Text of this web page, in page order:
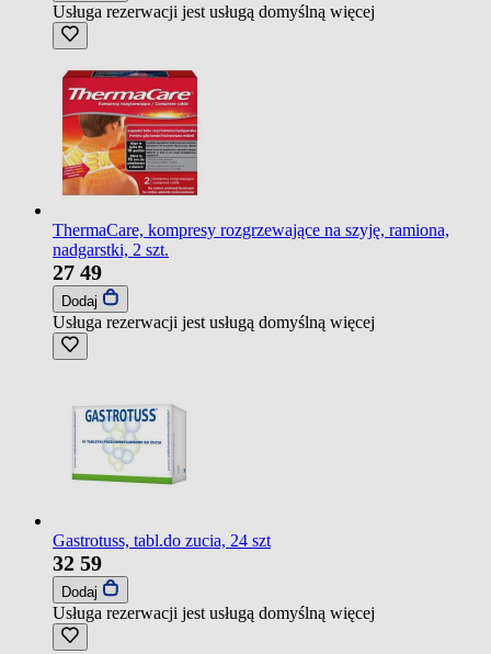
Usługa rezerwacji jest usługą domyślną więcej
ThermaCare, kompresy rozgrzewające na szyję, ramiona,
nadgarstki, 2 szt.
27 49
Dodaj
Usługa rezerwacji jest usługą domyślną więcej
Gastrotuss, tabl.do zucia, 24 szt
32 59
Dodaj
Usługa rezerwacji jest usługą domyślną więcej